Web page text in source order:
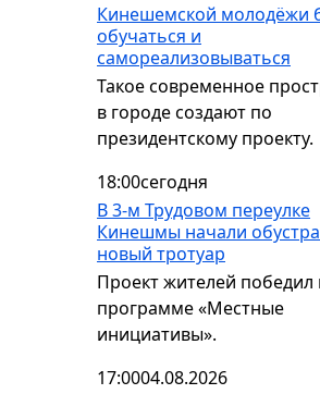
Кинешемской молодёжи
обучаться и
самореализовываться
Такое современное
в городе создают по
президентскому проекту.
18:00сегодня
В 3-м Трудовом переулке
Кинешмы начали
новый тротуар
Проект жителей победил
программе «Местные
инициативы».
17:0004.08.2026